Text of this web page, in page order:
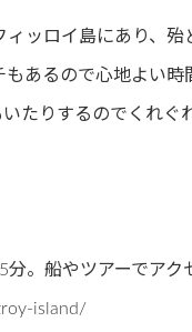
ッロイ島にあり、殆
あるので心地よい時
たりするのでくれぐ
。船やツアーでアク
island/